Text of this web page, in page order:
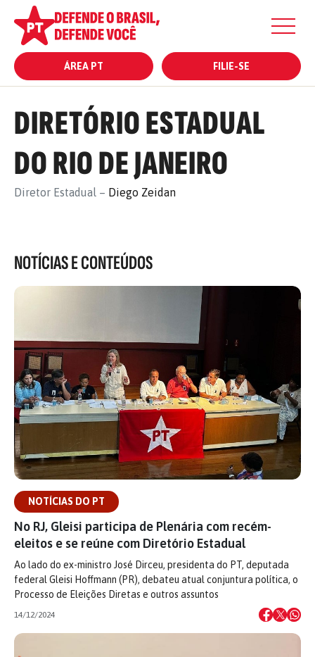
ÁREA PT FILIE-SE
DIRETÓRIO ESTADUAL
DO RIO DE JANEIRO
Diretor Estadual – Diego Zeidan
NOTÍCIAS E CONTEÚDOS
NOTÍCIAS DO PT
No RJ, Gleisi participa de Plenária com recém-
eleitos e se reúne com Diretório Estadual
Ao lado do ex-ministro José Dirceu, presidenta do PT, deputada
federal Gleisi Hoffmann (PR), debateu atual conjuntura política, o
Processo de Eleições Diretas e outros assuntos
14/12/2024